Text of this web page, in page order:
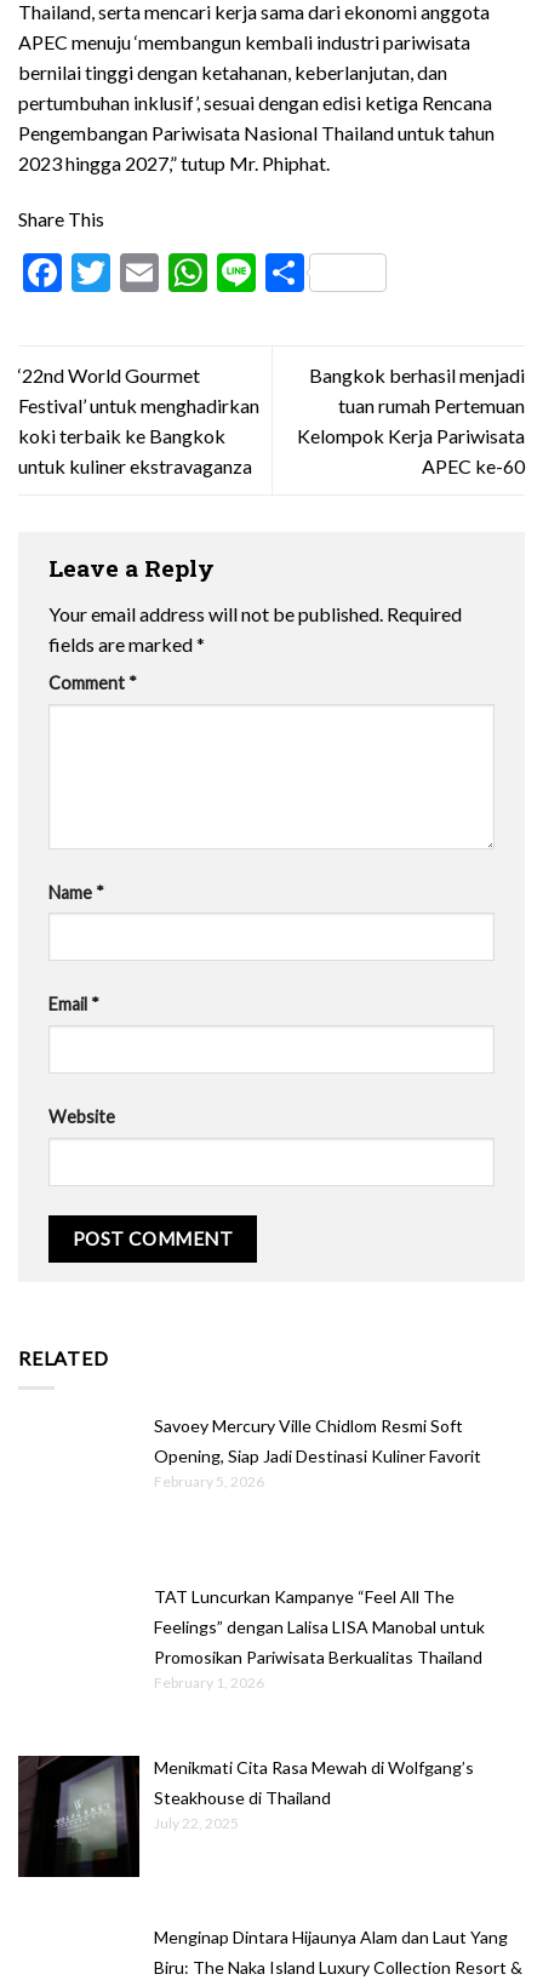
Thailand, serta mencari kerja sama dari ekonomi anggota
APEC menuju ‘membangun kembali industri pariwisata
bernilai tinggi dengan ketahanan, keberlanjutan, dan
pertumbuhan inklusif’, sesuai dengan edisi ketiga Rencana
Pengembangan Pariwisata Nasional Thailand untuk tahun
2023 hingga 2027,” tutup Mr. Phiphat.
Share This
Facebook
Twitter
EmailWhatsApp
LineShare
‘22nd World Gourmet
Festival’ untuk menghadirkan
koki terbaik ke Bangkok
untuk kuliner ekstravaganza
Bangkok berhasil menjadi
tuan rumah Pertemuan
Kelompok Kerja Pariwisata
APEC ke-60
Leave a Reply
Your email address will not be published. Required
fields are marked*
Comment *
Name *
Email *
Website
RELATED
Savoey Mercury Ville Chidlom Resmi Soft
Opening, Siap Jadi Destinasi Kuliner Favorit
February 5, 2026
TAT Luncurkan Kampanye “Feel All The
Feelings” dengan Lalisa LISA Manobal untuk
Promosikan Pariwisata Berkualitas Thailand
February 1, 2026
Menikmati Cita Rasa Mewah di Wolfgang’s
Steakhouse di Thailand
July 22, 2025
Menginap Dintara Hijaunya Alam dan Laut Yang
Biru: The Naka Island Luxury Collection Resort &